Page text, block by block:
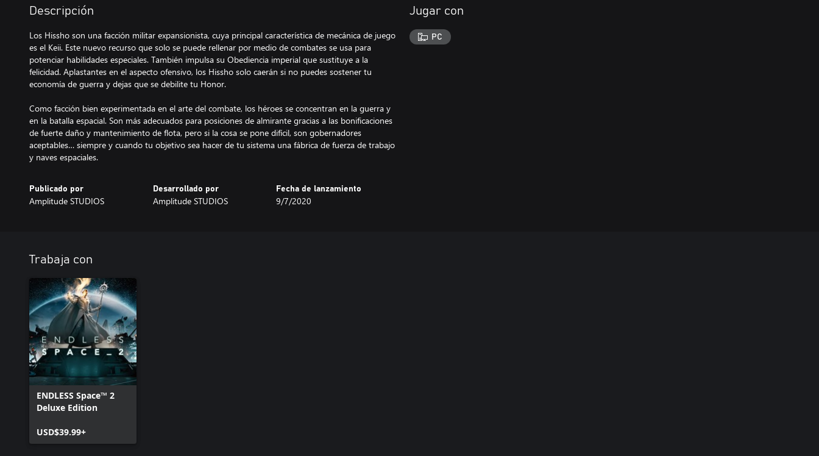
Descripción
Los Hissho son una facción militar expansionista, cuya principal característica de mecánica de juego
es el Keii. Este nuevo recurso que solo se puede rellenar por medio de combates se usa para
potenciar habilidades especiales. También impulsa su Obediencia imperial que sustituye a la
felicidad. Aplastantes en el aspecto ofensivo, los Hissho solo caerán si no puedes sostener tu
economía de guerra y dejas que se debilite tu Honor.
Como facción bien experimentada en el arte del combate, los héroes se concentran en la guerra y
en la batalla espacial. Son más adecuados para posiciones de almirante gracias a las bonificaciones
de fuerte daño y mantenimiento de flota, pero si la cosa se pone difícil, son gobernadores
aceptables… siempre y cuando tu objetivo sea hacer de tu sistema una fábrica de fuerza de trabajo
y naves espaciales.
Publicado por
Amplitude STUDIOS
Desarrollado por
Amplitude STUDIOS
Fecha de lanzamiento
9/7/2020
Jugar con
PC
Trabaja con
ENDLESS Space™ 2
Deluxe Edition
USD$39.99+